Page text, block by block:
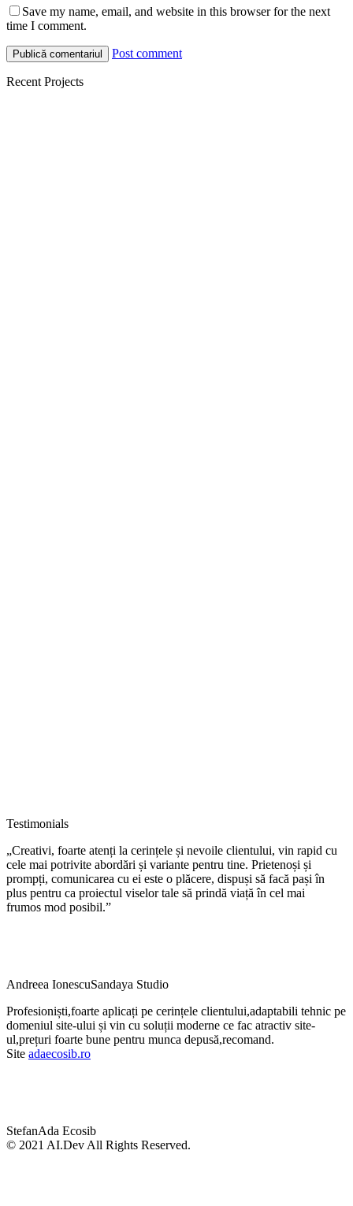
Save my name, email, and website in this browser for the next
time I comment.
Post comment
Recent Projects
Testimonials
„Creativi, foarte atenți la cerințele și nevoile clientului, vin rapid cu
cele mai potrivite abordări și variante pentru tine. Prietenoși și
prompți, comunicarea cu ei este o plăcere, dispuși să facă pași în
plus pentru ca proiectul viselor tale să prindă viață în cel mai
frumos mod posibil.”
Andreea IonescuSandaya Studio
Profesioniști,foarte aplicați pe cerințele clientului,adaptabili tehnic pe
domeniul site-ului și vin cu soluții moderne ce fac atractiv site-
ul,prețuri foarte bune pentru munca depusă,recomand.
Site adaecosib.ro
StefanAda Ecosib
© 2021 AI.Dev All Rights Reserved.